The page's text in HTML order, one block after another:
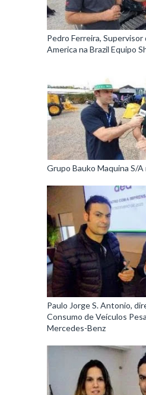
Pedro Ferreira, Supervisor
America na Brazil Equipo
Grupo Bauko Maquina S/A
Paulo Jorge S. Antonio,
Consumo de Veículos
Mercedes-Benz